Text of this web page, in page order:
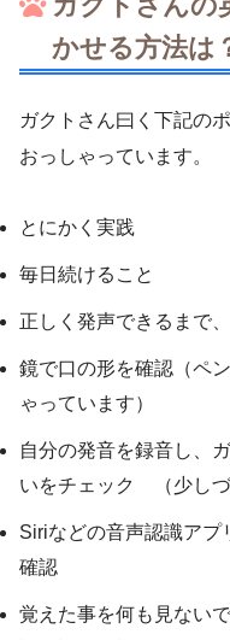
かせる方法は
ガクトさん曰く下記の
おっしゃっています。
とにかく実践
毎日続けること
正しく発声できるまで
鏡で口の形を確認（ペ
ゃっています）
自分の発音を録音し、
いをチェック （少しづ
Siriなどの音声認識アプ
確認
覚えた事を何も見ない